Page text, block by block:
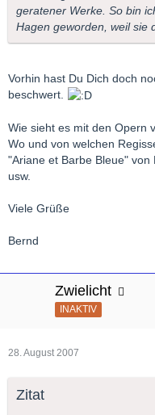
geratener Werke. So bin
Hagen geworden, weil sie
Vorhin hast Du Dich doch
beschwert.
Wie sieht es mit den Opern
Wo und von welchen
"Ariane et Barbe Bleue" von
usw.
Viele Grüße
Bernd
Zwielicht
INAKTIV
28. August 2007
Zitat